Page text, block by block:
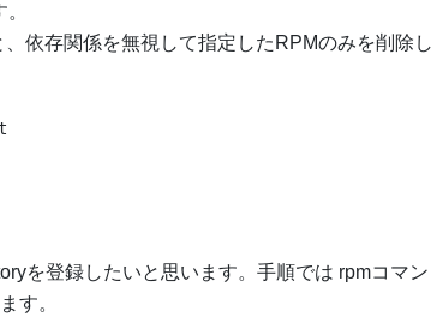
依存関係を無視して指定したRPMのみを削除し
を登録したいと思います。手順では rpmコマン
す。